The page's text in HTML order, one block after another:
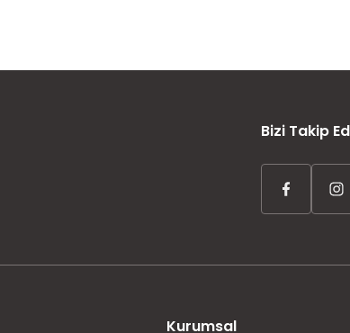
Bizi Takip
Kurumsal